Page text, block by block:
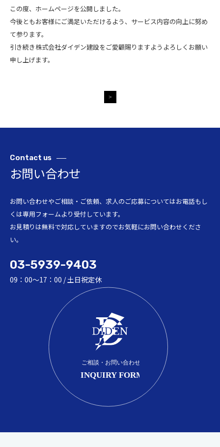
この度、ホームページを公開しました。
今後ともお客様にご満足いただけるよう、サービス内容の向上に努め
て参ります。
引き続き株式会社ダイデン建設をご愛顧賜りますようよろしくお願い
申し上げます。
>
Contact us
お問い合わせ
お問い合わせやご相談・ご依頼、求人のご応募についてはお電話もし
くは専用フォームより受付しています。
お見積りは無料で対応していますのでお気軽にお問い合わせくださ
い。
03-5939-9403
09：00～17：00 / 土日祝定休